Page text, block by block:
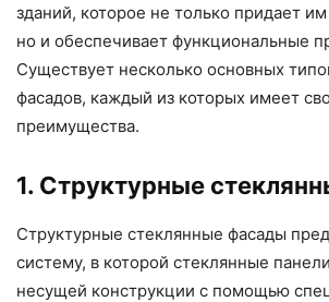
зданий, которое не только придает
но и обеспечивает функциональные
Существует несколько основных
фасадов, каждый из которых имеет
преимущества.
1. Структурные
Структурные стеклянные фасады
систему, в которой стеклянные
несущей конструкции с помощью